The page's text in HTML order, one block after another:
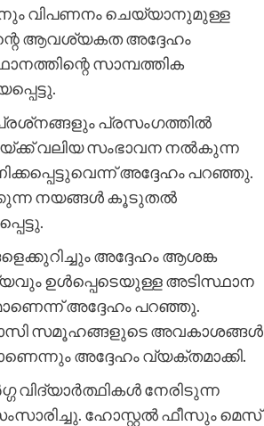
വിപണനം ചെയ്യാനുമുള്ള
ആവശ്യകത അദ്ദേഹം
സാമ്പത്തിക
പ്രസംഗത്തിൽ
വലിയ സംഭാവന നൽകുന്ന
അദ്ദേഹം പറഞ്ഞു.
നയങ്ങൾ കൂടുതൽ
അദ്ദേഹം ആശങ്ക
ഉൾപ്പെടെയുള്ള അടിസ്ഥാന
അദ്ദേഹം പറഞ്ഞു.
സമൂഹങ്ങളുടെ അവകാശങ്ങൾ
അദ്ദേഹം വ്യക്തമാക്കി.
വിദ്യാർത്ഥികൾ നേരിടുന്ന
ഹോസ്റ്റൽ ഫീസും മെസ്